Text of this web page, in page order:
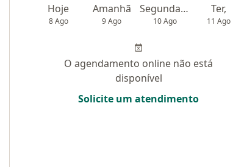
Hoje
8 Ago
Amanhã
9 Ago
Segunda-feira
10 Ago
Ter,
11 Ago
O agendamento online não está
disponível
Solicite um atendimento